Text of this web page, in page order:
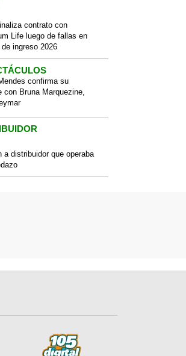
contrato con
Life luego de fallas en
ingreso 2026
confirma su
con Bruna Marquezine,
a distribuidor que operaba